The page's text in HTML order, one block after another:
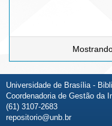
Universidade de Brasília -
Coordenadoria de Gestão da
(61) 3107-2683
repositorio@unb.br